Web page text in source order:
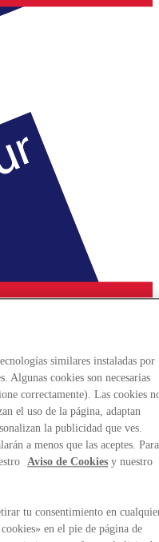
similares instaladas por
Algunas cookies son necesarias
correctamente). Las cookies
el uso de la página, adaptan
la publicidad que ves.
a menos que las aceptes. Para
Aviso de Cookies y nuestro
tu consentimiento en
en el pie de página de